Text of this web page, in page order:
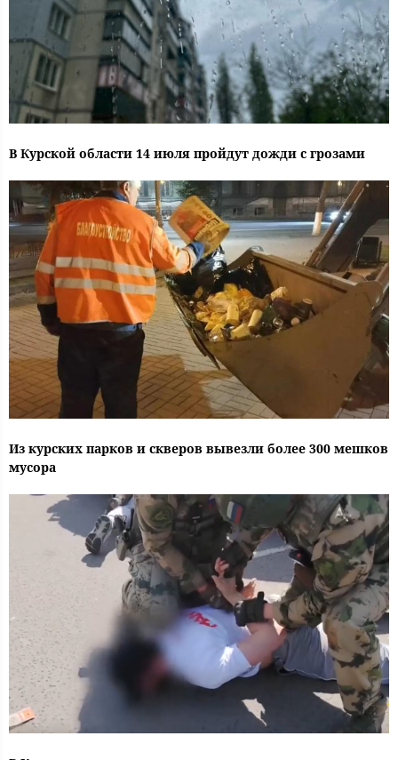
В Курской области 14 июля пройдут дожди с грозами
Из курских парков и скверов вывезли более 300 мешков
мусора